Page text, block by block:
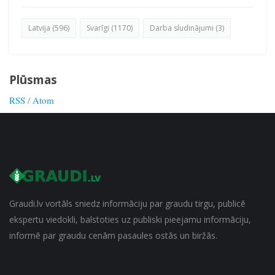
Latvija (596) Svarīgi (1170) Darba sludinājumi (3)
Plūsmas
RSS / Atom
Graudi.lv vortāls sniedz informāciju par graudu tirgu, publicē
ekspertu viedokli, balstoties uz publiski pieejamu informāciju,
informē par graudu cenām pasaules ostās un biržās.